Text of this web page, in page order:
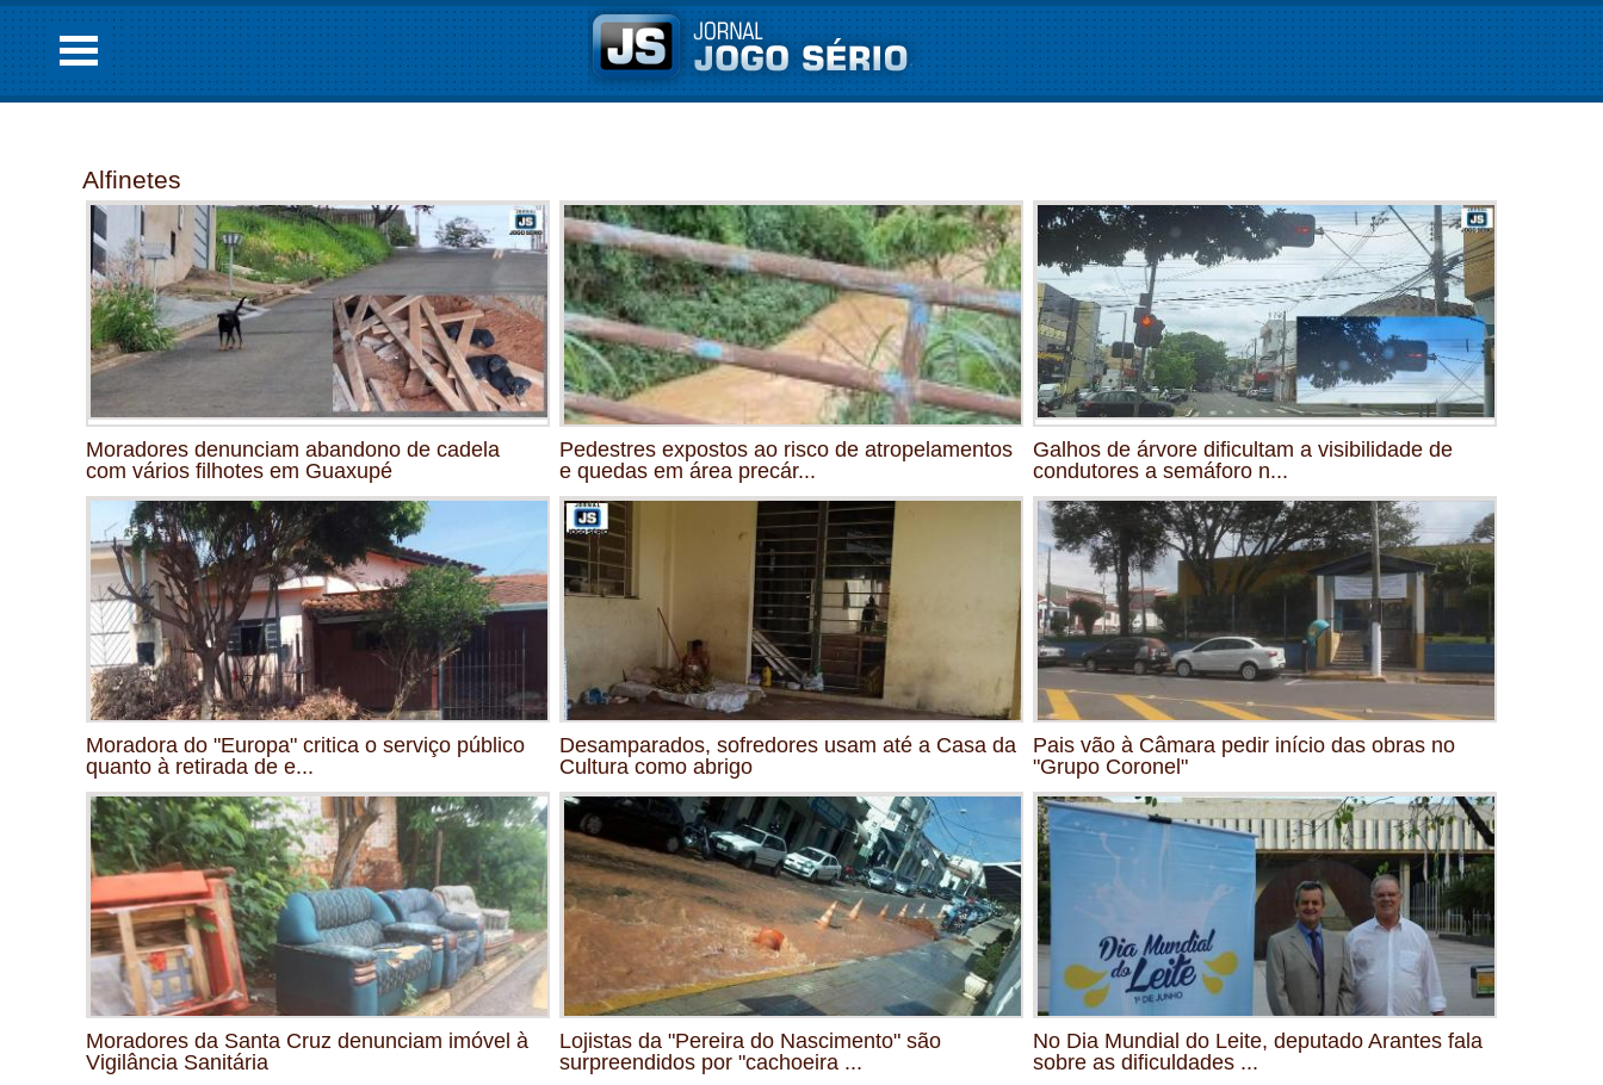
Alfinetes
Moradores denunciam abandono de cadela
com vários filhotes em Guaxupé
Pedestres expostos ao risco de atropelamentos
e quedas em área precár...
Galhos de árvore dificultam a visibilidade de
condutores a semáforo n...
Moradora do "Europa" critica o serviço público
quanto à retirada de e...
Desamparados, sofredores usam até a Casa da
Cultura como abrigo
Pais vão à Câmara pedir início das obras no
"Grupo Coronel"
Moradores da Santa Cruz denunciam imóvel à
Vigilância Sanitária
Lojistas da "Pereira do Nascimento" são
surpreendidos por "cachoeira ...
No Dia Mundial do Leite, deputado Arantes fala
sobre as dificuldades ...